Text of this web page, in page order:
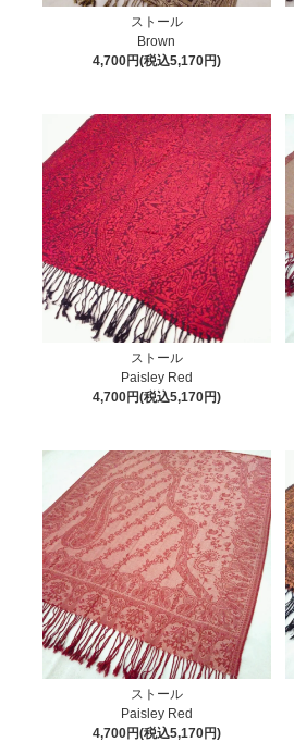
ストール
Brown
4,700円(税込5,170円)
ストール
Paisley Red
4,700円(税込5,170円)
ストール
Paisley Red
4,700円(税込5,170円)